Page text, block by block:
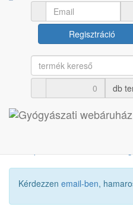
Regisztráció
db
Gyógyászati segédeszközök
Neoprén
FT-093
Cikkszám:
Kérdezzen email-ben,